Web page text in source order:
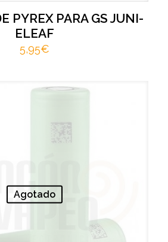
PYREX PARA GS JUNI-
ELEAF
5,95€
Agotado